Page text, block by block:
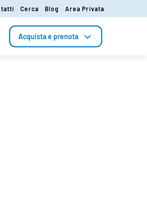
Cerca Blog Area Privata
Acquista e prenota